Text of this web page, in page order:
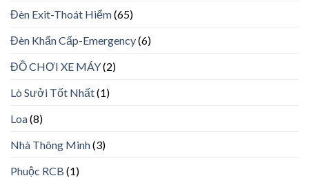
Đèn Exit-Thoát Hiểm(65)
Đèn Khẩn Cấp-Emergency(6)
ĐỒ CHƠI XE MÁY(2)
Lò Sưởi Tốt Nhất(1)
Loa(8)
Nhà Thông Minh(3)
Phuộc RCB (1)